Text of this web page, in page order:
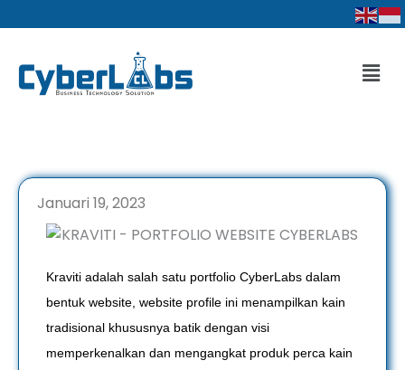
ke
Januari 19, 2023
Kraviti adalah salah satu portfolio CyberLabs dalam
bentuk website, website profile ini menampilkan kain
tradisional khususnya batik dengan visi
memperkenalkan dan mengangkat produk perca kain